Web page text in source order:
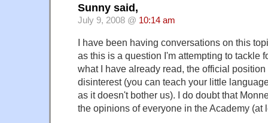
Sunny said,
July 9, 2008 @ 10:14 am
I have been having conversations on this
as this is a question I'm attempting to tackle
what I have already read, the official
disinterest (you can teach your little
as it doesn't bother us). I do doubt that
the opinions of everyone in the Academy (at